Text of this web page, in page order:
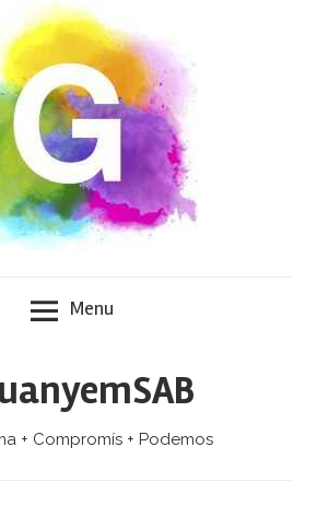
Menu
+ Compromís + Podemos